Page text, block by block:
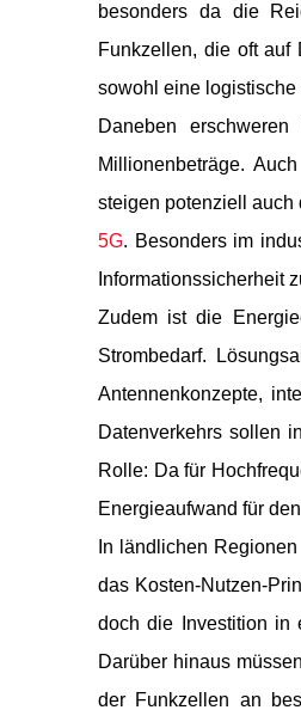
besonders da die
Funkzellen, die oft auf
sowohl eine
Daneben
Millionenbeträge. Auch
steigen potenziell auch
5G. Besonders im
Informationssicherheit
Zudem ist die
Strombedarf.
Antennenkonzepte,
Datenverkehrs sollen
Rolle: Da für
Energieaufwand für
In ländlichen
das Kosten-Nutzen-
doch die Investition in
Darüber hinaus
der Funkzellen an